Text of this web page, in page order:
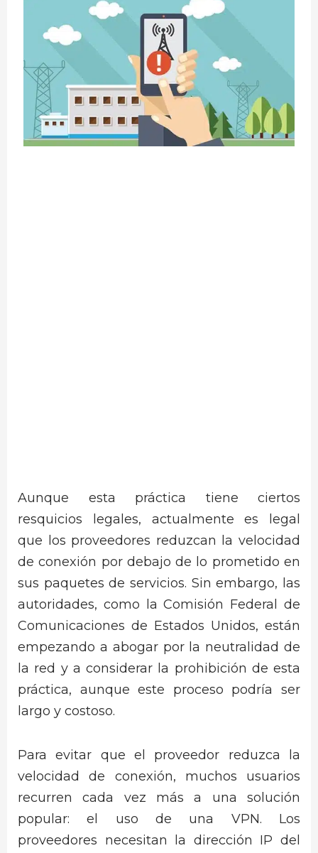
Aunque esta práctica tiene ciertos
resquicios legales, actualmente es legal
que los proveedores reduzcan la velocidad
de conexión por debajo de lo prometido en
sus paquetes de servicios. Sin embargo, las
autoridades, como la Comisión Federal de
Comunicaciones de Estados Unidos, están
empezando a abogar por la neutralidad de
la red y a considerar la prohibición de esta
práctica, aunque este proceso podría ser
largo y costoso.
Para evitar que el proveedor reduzca la
velocidad de conexión, muchos usuarios
recurren cada vez más a una solución
popular: el uso de una VPN. Los
proveedores necesitan la dirección IP del